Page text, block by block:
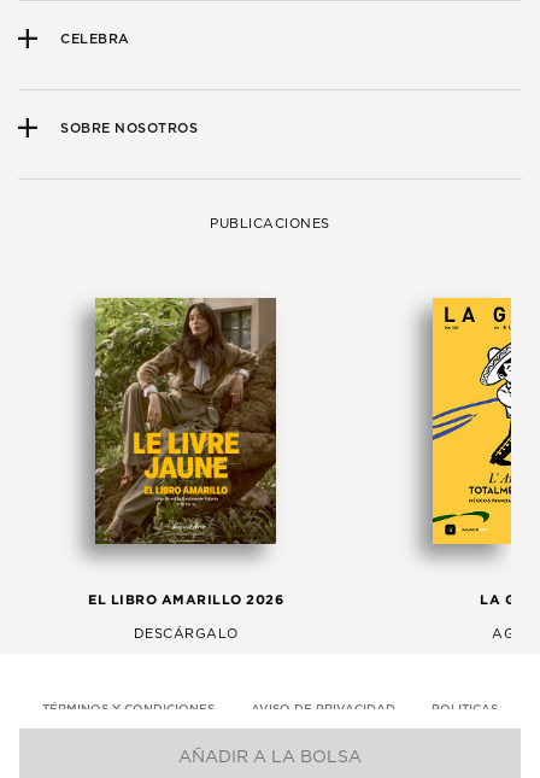
AÑADIR A LA BOLSA
CELEBRA
SOBRE NOSOTROS
PUBLICACIONES
EL LIBRO AMARILLO 2026
DESCÁRGALO
LA
TÉRMINOS Y CONDICIONES AVISO DE PRIVACIDAD POLITICAS